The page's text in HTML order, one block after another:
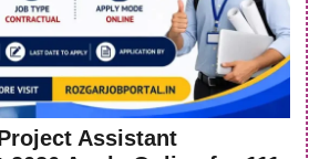
Assistant